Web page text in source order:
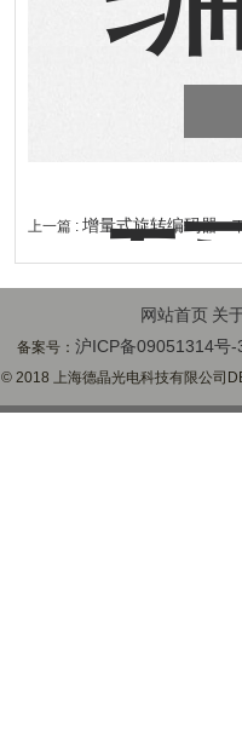
上一篇 : 增量式旋转编码器下
网站首页 关
备案号：沪ICP备09051314号-
© 2018 上海德晶光电科技有限公司